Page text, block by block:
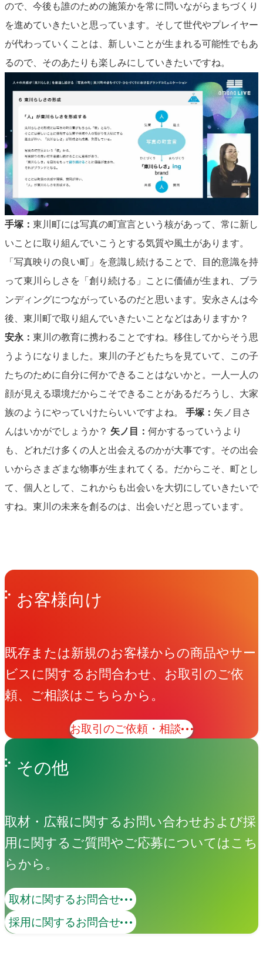
ので、今後も誰のための施策かを常に問いながらまちづくり
を進めていきたいと思っています。そして世代やプレイヤー
が代わっていくことは、新しいことが生まれる可能性でもあ
るので、そのあたりも楽しみにしていきたいですね。
手塚： 東川町には写真の町宣言という核があって、常に新し
いことに取り組んでいこうとする気質や風土があります。
「写真映りの良い町」を意識し続けることで、目的意識を持
って東川らしさを「創り続ける」ことに価値が生まれ、ブラ
ンディングにつながっているのだと思います。安永さんは今
後、東川町で取り組んでいきたいことなどはありますか？
安永： 東川の教育に携わることですね。移住してからそう思
うようになりました。東川の子どもたちを見ていて、この子
たちのために自分に何かできることはないかと。一人一人の
顔が見える環境だからこそできることがあるだろうし、大家
族のようにやっていけたらいいですよね。 手塚： 矢ノ目さ
んはいかがでしょうか？ 矢ノ目： 何かするっていうより
も、どれだけ多くの人と出会えるのかが大事です。その出会
いからさまざまな物事が生まれてくる。だからこそ、町とし
て、個人として、これからも出会いを大切にしていきたいで
すね。東川の未来を創るのは、出会いだと思っています。
Get in Touchお問い合わせ
お客様向け
既存または新規のお客様からの商品やサー
ビスに関するお問合わせ、お取引のご依
頼、ご相談はこちらから。
お取引のご依頼・相談
その他
取材・広報に関するお問い合わせおよび採
用に関するご質問やご応募についてはこち
らから。
取材に関するお問合せ
採用に関するお問合せ
ブランディング